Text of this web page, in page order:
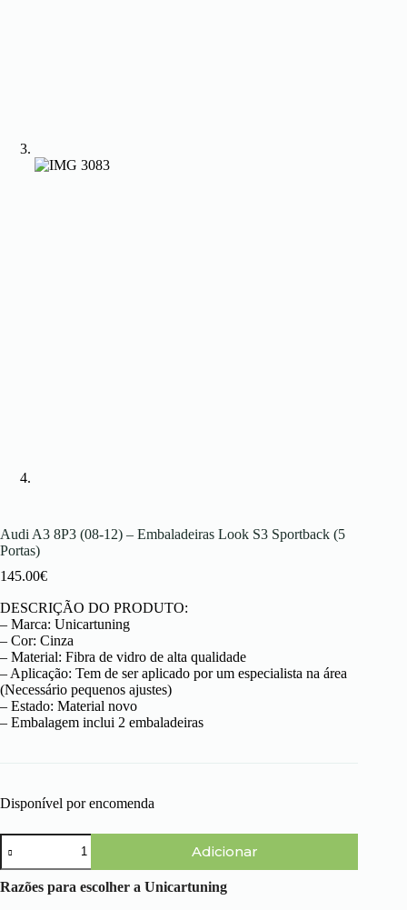
Audi A3 8P3 (08-12) – Embaladeiras Look S3 Sportback (5
Portas)
145.00€
DESCRIÇÃO DO PRODUTO:
– Marca: Unicartuning
– Cor: Cinza
– Material: Fibra de vidro de alta qualidade
– Aplicação: Tem de ser aplicado por um especialista na área
(Necessário pequenos ajustes)
– Estado: Material novo
– Embalagem inclui 2 embaladeiras
Disponível por encomenda
Quantidade
de
Audi
A3
Adicionar
Razões para escolher a Unicartuning